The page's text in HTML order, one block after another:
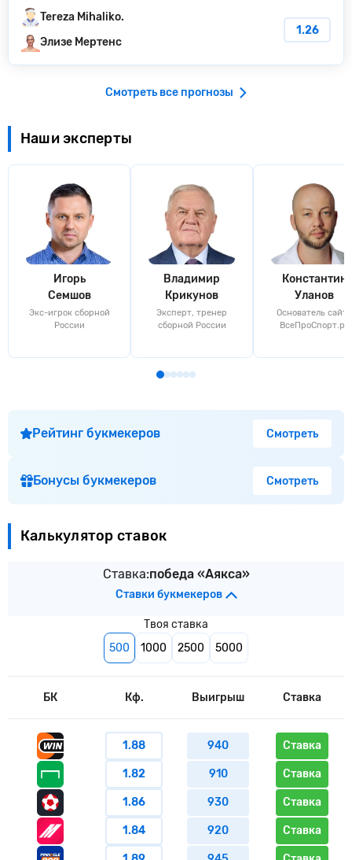
Tereza Mihaliko.
Элизе Мертенс
1.26
Смотреть все прогнозы
Наши эксперты
Игорь
Семшов
Экс-игрок сборной
России
Владимир
Крикунов
Эксперт, тренер
сборной России
Константин
Уланов
Основатель сайта
ВсеПроСпорт.ру
Рейтинг букмекеров Смотреть
Бонусы букмекеров Смотреть
Калькулятор ставок
Ставка:победа «Аякса»
Ставки букмекеров
Твоя ставка
500
1000 2500 5000
БК Кф. Выигрыш Ставка
1.88 940 Ставка
1.82 910 Ставка
1.86 930 Ставка
1.84 920 Ставка